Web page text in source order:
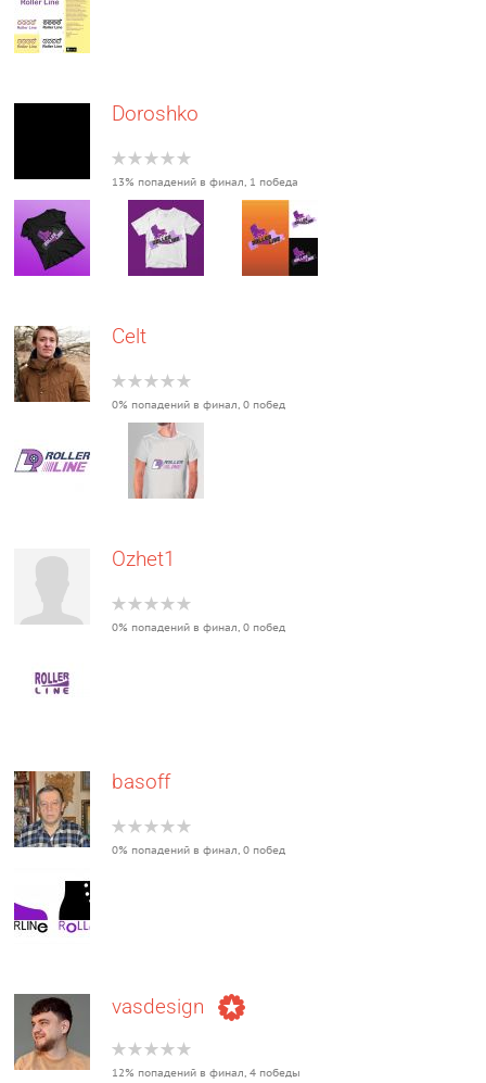
Doroshko
13% попадений в финал, 1 победа
Celt
0% попадений в финал, 0 побед
Ozhet1
0% попадений в финал, 0 побед
basoff
0% попадений в финал, 0 побед
vasdesign
12% попадений в финал, 4 победы